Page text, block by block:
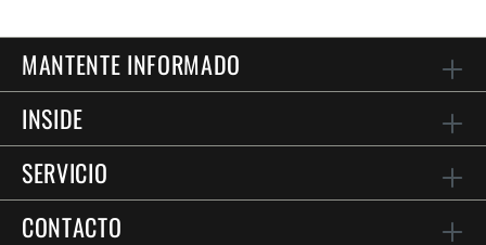
MANTENTE INFORMADO
INSIDE
SERVICIO
CONTACTO